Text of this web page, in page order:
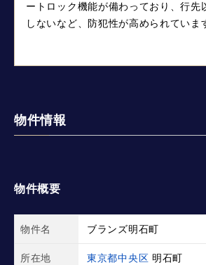
ートロック機能が備わっており、行先
しないなど、防犯性が高められていま
物件情報
物件概要
物件名 ブランズ明石町
所在地 東京都中央区 明石町